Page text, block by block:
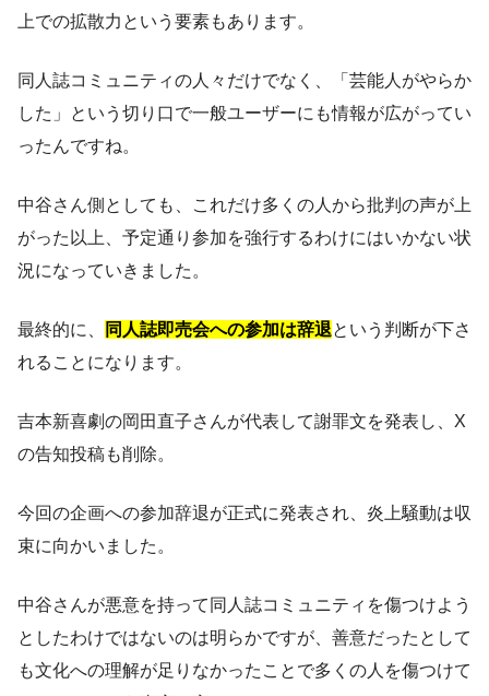
上での拡散力という要素もあります。
同人誌コミュニティの人々だけでなく、「芸能人がやらか
した」という切り口で一般ユーザーにも情報が広がってい
ったんですね。
中谷さん側としても、これだけ多くの人から批判の声が上
がった以上、予定通り参加を強行するわけにはいかない状
況になっていきました。
最終的に、 同人誌即売会への参加は辞退という判断が下さ
れることになります。
吉本新喜劇の岡田直子さんが代表して謝罪文を発表し、X
の告知投稿も削除。
今回の企画への参加辞退が正式に発表され、炎上騒動は収
束に向かいました。
中谷さんが悪意を持って同人誌コミュニティを傷つけよう
としたわけではないのは明らかですが、善意だったとして
も文化への理解が足りなかったことで多くの人を傷つけて